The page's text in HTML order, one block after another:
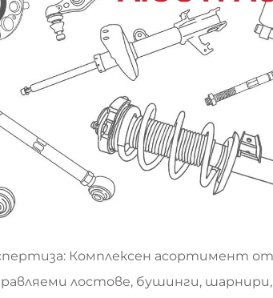
Комплексен асортимент от
лостове, бушинги,